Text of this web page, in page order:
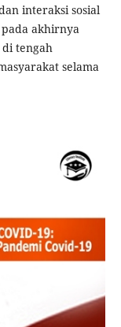
interaksi sosial
pada akhirnya
tengah
selama